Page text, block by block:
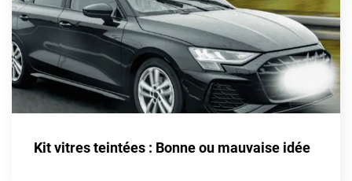
Byd
Cadillac
Changan
Chevrolet
Chrysler
Kit vitres teintées : Bonne ou mauvaise idée